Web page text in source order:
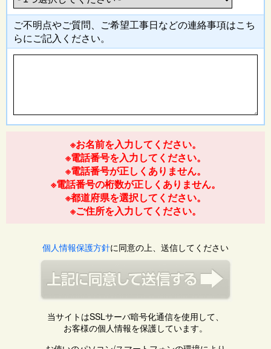
ご不明点やご質問、ご希望工事日などの連絡事項はこち
らにご記入 ください。
※お名前を入力してください。
※電話番号を入力してください。
※電話番号が正しくありません。
※電話番号の桁数が正しくありません。
※都道府県を選択してください。
※ご住所を入力してください。
個人情報保護方針に同意の上、送信してください
当サイトはSSLサーバ暗号化通信を使用して、
お客様の個人情報を保護しています。